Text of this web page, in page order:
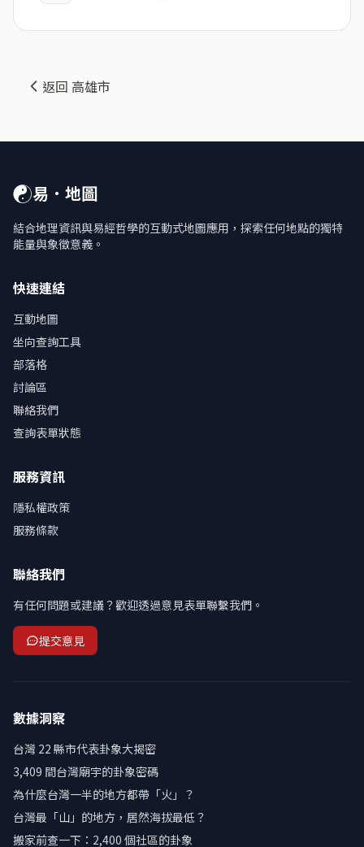
返回 高雄市
☯易．地圖
結合地理資訊與易經哲學的互動式地圖應用，探索任何地點的獨特
能量與象徵意義。
快速連結
互動地圖
坐向查詢工具
部落格
討論區
聯絡我們
查詢表單狀態
服務資訊
隱私權政策
服務條款
聯絡我們
有任何問題或建議？歡迎透過意見表單聯繫我們。
提交意見
數據洞察
台灣 22 縣市代表卦象大揭密
3,409 間台灣廟宇的卦象密碼
為什麼台灣一半的地方都帶「火」？
台灣最「山」的地方，居然海拔最低？
搬家前查一下：2,400 個社區的卦象